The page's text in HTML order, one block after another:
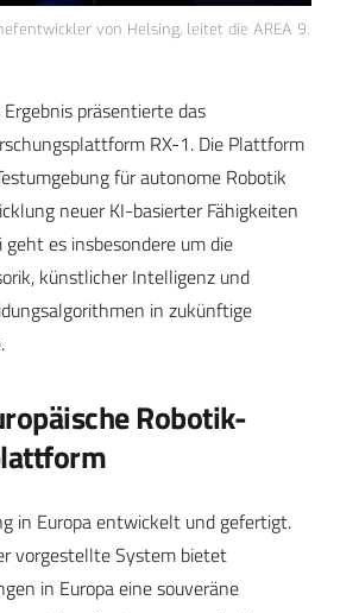
von Helsing, leitet die AREA 9.
präsentierte das
RX-1. Die Plattform
für autonome Robotik
neuer KI-basierter Fähigkeiten
geht es insbesondere um die
künstlicher Intelligenz und
in zukünftige
Robotik-
in Europa entwickelt und gefertigt.
vorgestellte System bietet
in Europa eine souveräne